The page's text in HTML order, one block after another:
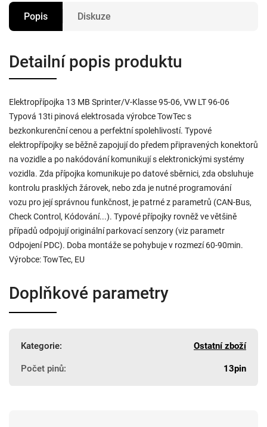
Popis Diskuze
Detailní popis produktu
Elektropřípojka 13 MB Sprinter/V-Klasse 95-06, VW LT 96-06
Typová 13ti pinová elektrosada výrobce TowTec s
bezkonkurenční cenou a perfektní spolehlivostí. Typové
elektropřípojky se běžně zapojují do předem připravených konektorů
na vozidle a po nakódování komunikují s elektronickými systémy
vozidla. Zda přípojka komunikuje po datové sběrnici, zda obsluhuje
kontrolu prasklých žárovek, nebo zda je nutné programování
vozu pro její správnou funkčnost, je patrné z parametrů (CAN-Bus,
Check Control, Kódování...). Typové přípojky rovněž ve většině
případů odpojují originální parkovací senzory (viz parametr
Odpojení PDC). Doba montáže se pohybuje v rozmezí 60-90min.
Výrobce: TowTec, EU
Doplňkové parametry
Kategorie: Ostatní zboží
Počet pinů: 13pin